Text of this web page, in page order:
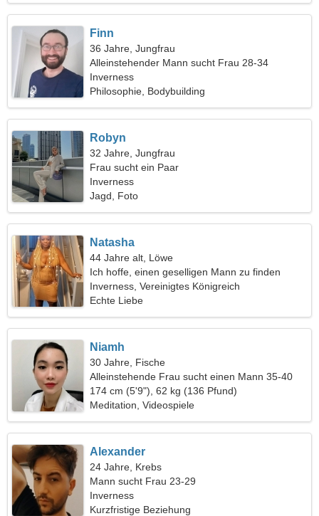
Finn
36 Jahre, Jungfrau
Alleinstehender Mann sucht Frau 28-34
Inverness
Philosophie, Bodybuilding
Robyn
32 Jahre, Jungfrau
Frau sucht ein Paar
Inverness
Jagd, Foto
Natasha
44 Jahre alt, Löwe
Ich hoffe, einen geselligen Mann zu finden
Inverness, Vereinigtes Königreich
Echte Liebe
Niamh
30 Jahre, Fische
Alleinstehende Frau sucht einen Mann 35-40
174 cm (5'9"), 62 kg (136 Pfund)
Meditation, Videospiele
Alexander
24 Jahre, Krebs
Mann sucht Frau 23-29
Inverness
Kurzfristige Beziehung